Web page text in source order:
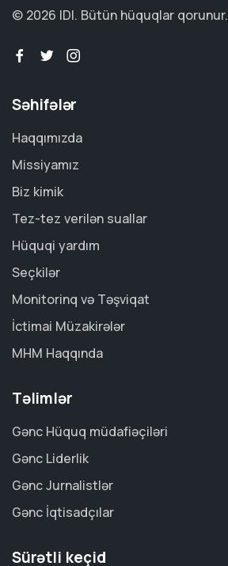
© 2026 IDI. Bütün hüquqlar qorunur.
Səhifələr
Haqqımızda
Missiyamız
Biz kimik
Tez-tez verilən suallar
Hüquqi yardım
Seçkilər
Monitorinq və Təşviqat
İctimai Müzakirələr
MHM Haqqında
Təlimlər
Gənc Hüquq müdafiəçiləri
Gənc Liderlik
Gənc Jurnalistlər
Gənc İqtisadçılar
Sürətli keçid